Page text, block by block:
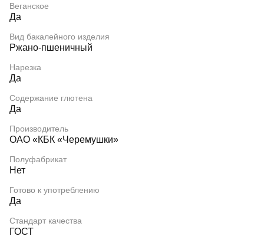
Веганское
Да
Вид бакалейного изделия
Ржано-пшеничный
Нарезка
Да
Содержание глютена
Да
Производитель
ОАО «КБК «Черемушки»
Полуфабрикат
Нет
Готово к употреблению
Да
Стандарт качества
ГОСТ